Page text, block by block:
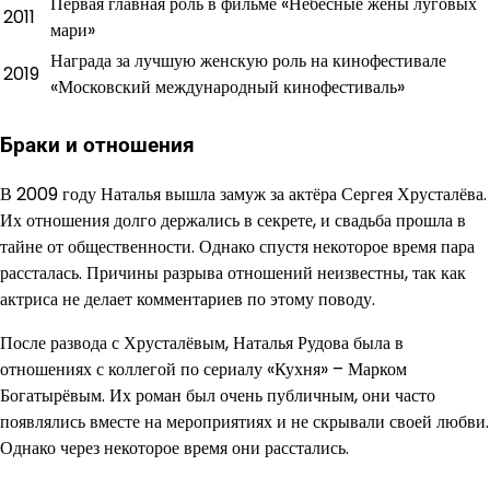
2011
мари»
2019
Награда за лучшую женскую роль на кинофестивале
«Московский международный кинофестиваль»
Браки и отношения
В 2009 году Наталья вышла замуж за актёра Сергея Хрусталёва.
Их отношения долго держались в секрете, и свадьба прошла в
тайне от общественности. Однако спустя некоторое время пара
рассталась. Причины разрыва отношений неизвестны, так как
актриса не делает комментариев по этому поводу.
После развода с Хрусталёвым, Наталья Рудова была в
отношениях с коллегой по сериалу «Кухня» – Марком
Богатырёвым. Их роман был очень публичным, они часто
появлялись вместе на мероприятиях и не скрывали своей любви.
Однако через некоторое время они расстались.